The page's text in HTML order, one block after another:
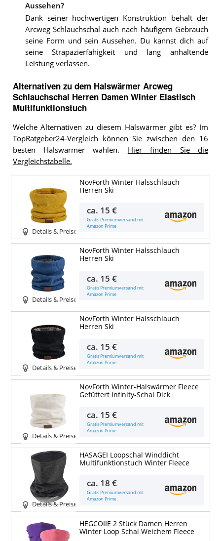
Aussehen?
Dank seiner hochwertigen Konstruktion behält der
Arcweg Schlauchschal auch nach häufigem Gebrauch
seine Form und sein Aussehen. Du kannst dich auf
seine Strapazierfähigkeit und lang anhaltende
Leistung verlassen.
Alternativen zu dem Halswärmer Arcweg
Schlauchschal Herren Damen Winter Elastisch
Multifunktionstuch
Welche Alternativen zu diesem Halswärmer gibt es? Im
TopRatgeber24-Vergleich können Sie zwischen den 16
besten Halswärmer wählen. Hier finden Sie die
Vergleichstabelle.
Details & Preise
NovForth Winter Halsschlauch
Herren Ski
ca. 15 €
Gratis Premiumversand mit
Amazon Prime
Details & Preise
NovForth Winter Halsschlauch
Herren Ski
ca. 15 €
Gratis Premiumversand mit
Amazon Prime
Details & Preise
NovForth Winter Halsschlauch
Herren Ski
ca. 15 €
Gratis Premiumversand mit
Amazon Prime
Details & Preise
NovForth Winter-Halswärmer Fleece
Gefüttert Infinity-Schal Dick
ca. 15 €
Gratis Premiumversand mit
Amazon Prime
Details & Preise
HASAGEI Loopschal Winddicht
Multifunktionstuch Winter Fleece
ca. 18 €
Gratis Premiumversand mit
Amazon Prime
HEGCOIIE 2 Stück Damen Herren
Winter Loop Schal Weichem Fleece